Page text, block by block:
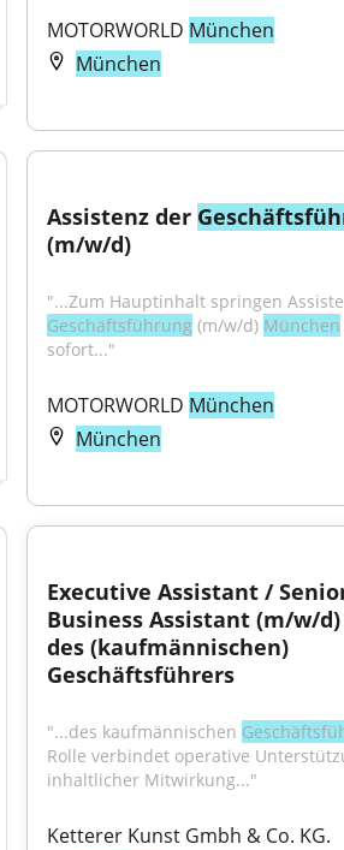
MOTORWORLD München
München
Assistenz der
(m/w/d)
Geschäftsführung (m/w/d) München
sofort..."
MOTORWORLD München
München
Executive Assistant /
Business Assistant (m/w/
des (kaufmännischen)
Geschäftsführers
"...des kaufmännischen
Rolle verbindet operative
inhaltlicher Mitwirkung..."
Ketterer Kunst Gmbh & Co. KG.